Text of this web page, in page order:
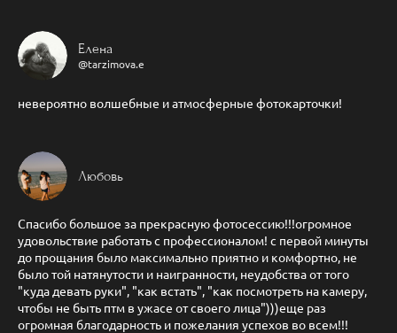
Елена
@tarzimova.e
невероятно волшебные и атмосферные фотокарточки!
Любовь
Спасибо большое за прекрасную фотосессию!!!огромное
удовольствие работать с профессионалом! с первой минуты
до прощания было максимально приятно и комфортно, не
было той натянутости и наигранности, неудобства от того
"куда девать руки", "как встать", "как посмотреть на камеру,
чтобы не быть птм в ужасе от своего лица")))еще раз
огромная благодарность и пожелания успехов во всем!!!